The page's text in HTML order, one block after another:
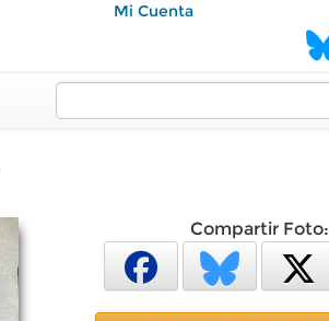
Mi Cuenta
Compartir Foto: